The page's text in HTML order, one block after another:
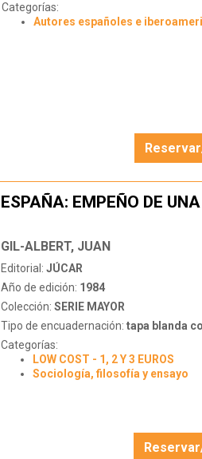
Categorías:
Autores españoles e
ESPAÑA: EMPEÑO DE
GIL-ALBERT, JUAN
Editorial: JÚCAR
Año de edición: 1984
Colección: SERIE MAYOR
Tipo de encuadernación: tapa blanda
Categorías:
LOW COST - 1, 2 Y 3 EUROS
Sociología, filosofía y ensayo